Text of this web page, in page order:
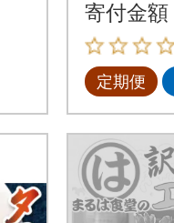
寄付金額
定期便